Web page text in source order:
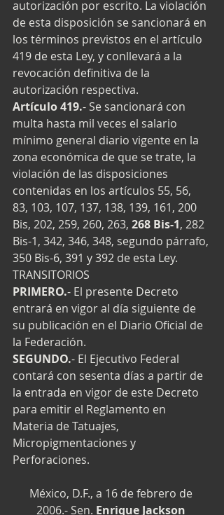
autorización por escrito. La violación
de esta disposición se sancionará en
los términos previstos en el artículo
419 de esta Ley, y conllevará a la
revocación definitiva de la
autorización respectiva.
Artículo 419.- Se sancionará con
multa hasta mil veces el salario
mínimo general diario vigente en la
zona económica de que se trate, la
violación de las disposiciones
contenidas en los artículos 55, 56,
83, 103, 107, 137, 138, 139, 161, 200
Bis, 202, 259, 260, 263, 268 Bis-1, 282
Bis-1, 342, 346, 348, segundo párrafo,
350 Bis-6, 391 y 392 de esta Ley.
TRANSITORIOS
PRIMERO.- El presente Decreto
entrará en vigor al día siguiente de
su publicación en el Diario Oficial de
la Federación.
SEGUNDO.- El Ejecutivo Federal
contará con sesenta días a partir de
la entrada en vigor de este Decreto
para emitir el Reglamento en
Materia de Tatuajes,
Micropigmentaciones y
Perforaciones.
México, D.F., a 16 de febrero de
2006.- Sen. Enrique Jackson